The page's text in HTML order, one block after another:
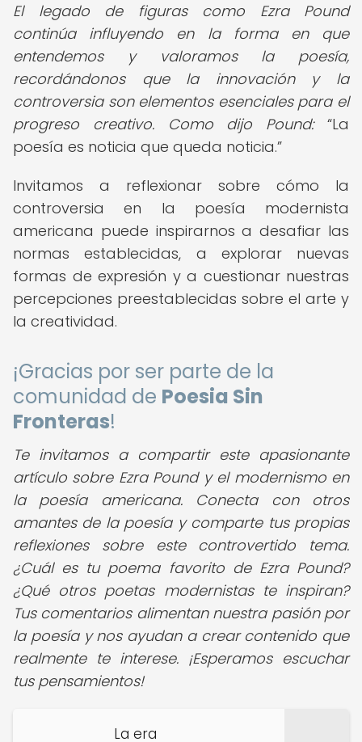
El legado de figuras como Ezra Pound
continúa influyendo en la forma en que
entendemos y valoramos la poesía,
recordándonos que la innovación y la
controversia son elementos esenciales para el
progreso creativo. Como dijo Pound:
La
poesía es noticia que queda noticia.
Invitamos a reflexionar sobre cómo la
controversia en la poesía modernista
americana puede inspirarnos a desafiar las
normas establecidas, a explorar nuevas
formas de expresión y a cuestionar nuestras
percepciones preestablecidas sobre el arte y
la creatividad.
¡Gracias por ser parte de la
comunidad de Poesia Sin
Fronteras!
Te invitamos a compartir este apasionante
artículo sobre Ezra Pound y el modernismo en
la poesía americana. Conecta con otros
amantes de la poesía y comparte tus propias
reflexiones sobre este controvertido tema.
¿Cuál es tu poema favorito de Ezra Pound?
¿Qué otros poetas modernistas te inspiran?
Tus comentarios alimentan nuestra pasión por
la poesía y nos ayudan a crear contenido que
realmente te interese. ¡Esperamos escuchar
tus pensamientos!
La era